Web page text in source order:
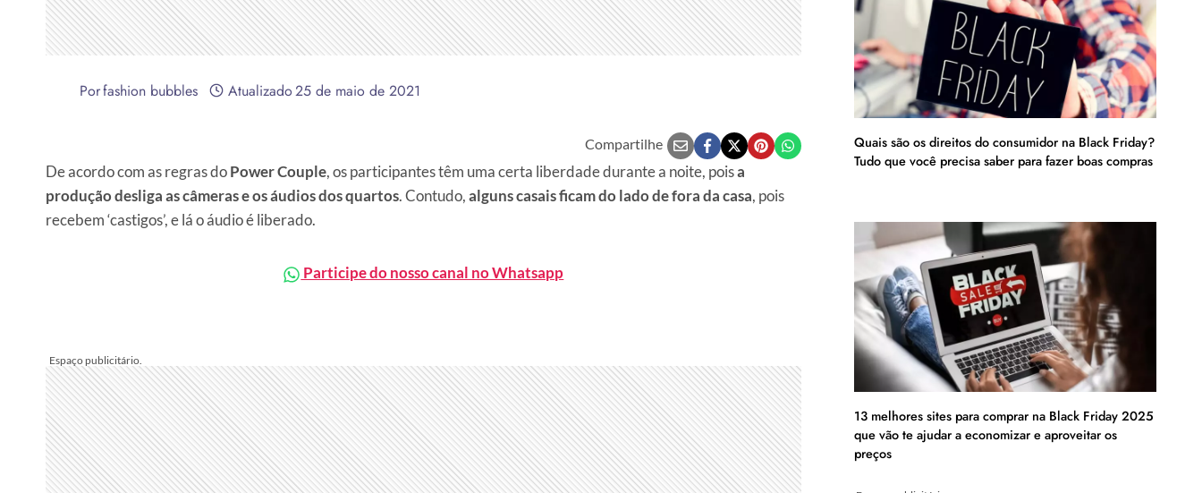
Porfashion bubbles Atualizado25 de maio de 2021
Compartilhe
De acordo com as regras doPower Couple, os participantes têm uma certa liberdade durante a noite, poisa
produção desliga as câmeras e os áudios dos quartos. Contudo,alguns casais ficam do lado de fora da casa, pois
recebem ‘castigos’, e lá o áudio é liberado.
Participe do nosso canal no Whatsapp
Quais são os direitos do consumidor na Black Friday?
Tudo que você precisa saber para fazer boas compras
13 melhores sites para comprar na Black Friday 2025
que vão te ajudar a economizar e aproveitar os
preços